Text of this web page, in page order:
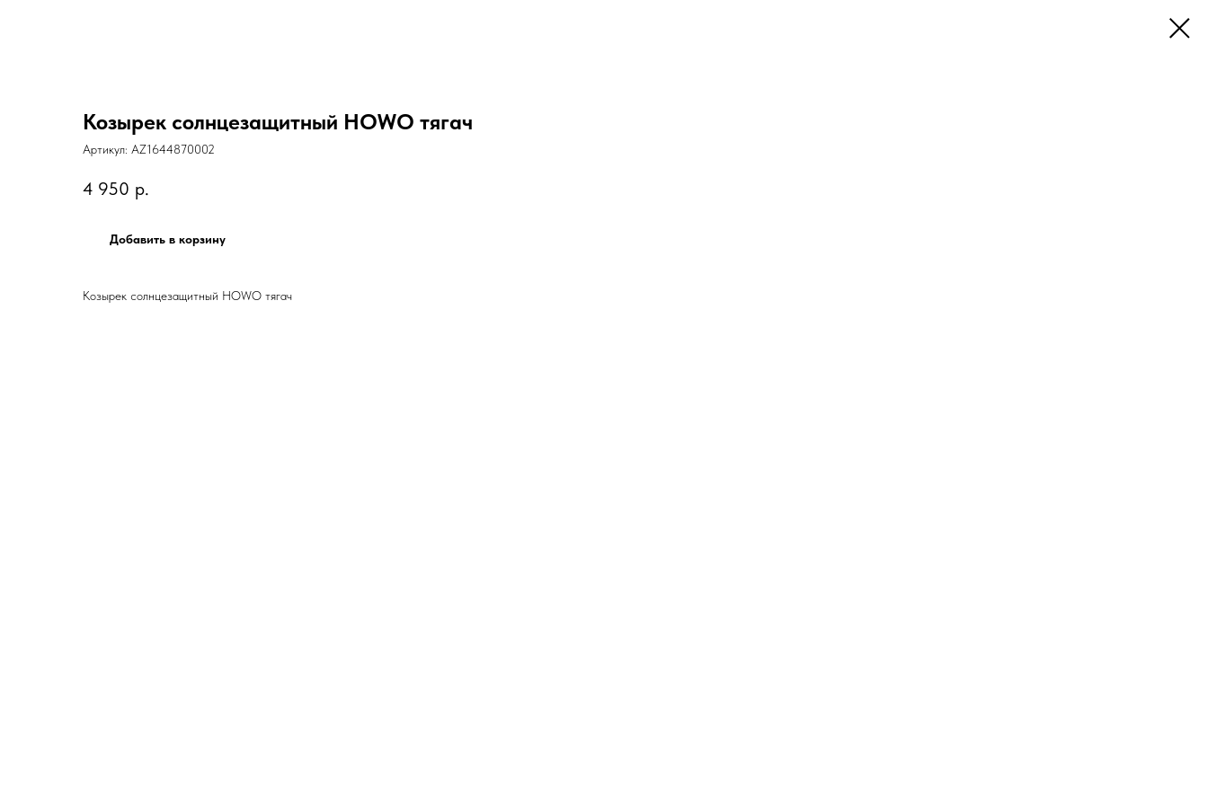
Козырек солнцезащитный HOWO тягач
Артикул: AZ1644870002
4 950 р.
Добавить в корзину
Козырек солнцезащитный HOWO тягач